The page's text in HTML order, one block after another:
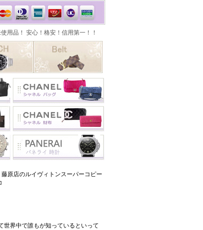
原店のルイヴィトンスーパーコピー
界中で誰もが知っているといって